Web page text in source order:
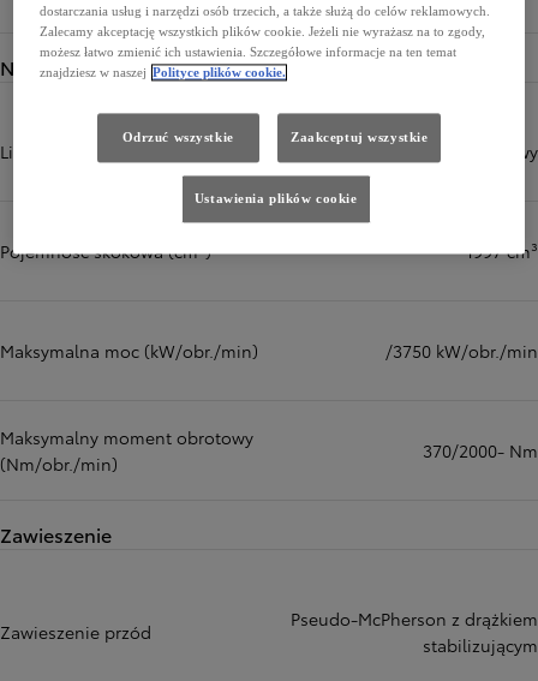
Napęd
Liczba i układ cylindrów 4, układ rzędowy
Pojemność skokowa (cm³) 1997 cm³
Maksymalna moc (kW/obr./min) /3750 kW/obr./min
Maksymalny moment obrotowy
(Nm/obr./min)
370/2000- Nm
Zawieszenie
Zawieszenie przód
Pseudo-McPherson z drążkiem
stabilizującym
dostarczania usług i narzędzi osób trzecich, a także służą do celów reklamowych.
Zalecamy akceptację wszystkich plików cookie. Jeżeli nie wyrażasz na to zgody,
możesz łatwo zmienić ich ustawienia. Szczegółowe informacje na ten temat
znajdziesz w naszej Polityce plików cookie.
Odrzuć wszystkie Zaakceptuj wszystkie
Ustawienia plików cookie